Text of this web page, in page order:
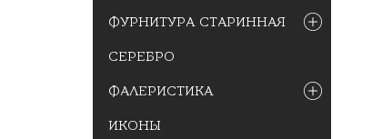
ФУРНИТУРА СТАРИННАЯ
СЕРЕБРО
ФАЛЕРИСТИКА
ИКОНЫ